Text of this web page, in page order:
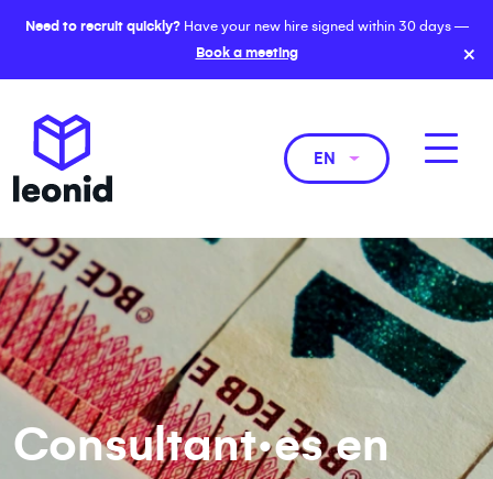
Need to recruit quickly?Have your new hire signed within 30 days —
Book a meeting
×
EN
Consultant·es en